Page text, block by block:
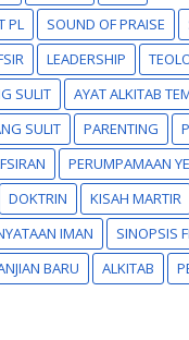
PL
SOUND OF PRAISE
LEADERSHIP
SULIT
AYAT ALKITAB
SULIT
PARENTING
PERUMPAMAAN
DOKTRIN KISAH MARTIR
IMAN
SINOPSIS
BARU
ALKITAB